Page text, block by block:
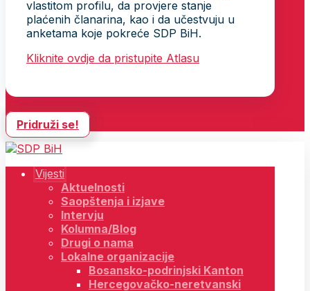
vlastitom profilu, da provjere stanje
plaćenih članarina, kao i da učestvuju u
anketama koje pokreće SDP BiH.
Kliknite ovdje da pristupite Atlasu
Pridruži se!
Vijesti
Aktuelnosti
Saopštenja i izjave
Intervju
Kolumna/Blog
Drugi o nama
Lokalne organizacije
Bosansko-podrinjski Kanton
Hercegovačko-neretvanski